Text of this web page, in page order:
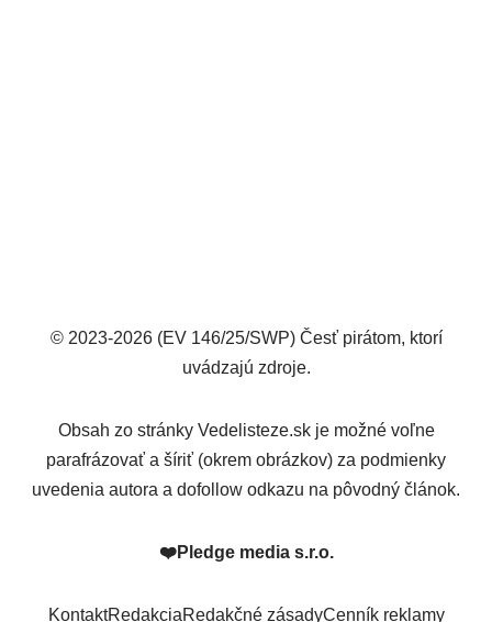
© 2023-2026 (EV 146/25/SWP) Česť pirátom, ktorí
uvádzajú zdroje.
Obsah zo stránky Vedelisteze.sk je možné voľne
parafrázovať a šíriť (okrem obrázkov) za podmienky
uvedenia autora a dofollow odkazu na pôvodný článok.
❤️Pledge media s.r.o.
KontaktRedakciaRedakčné zásadyCenník reklamy